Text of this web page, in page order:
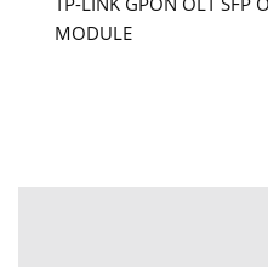
MODULE